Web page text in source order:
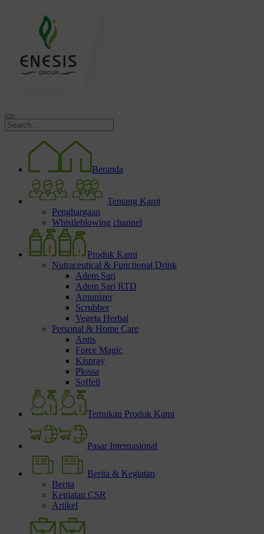
Beranda
Tentang Kami
Penghargaan
Whistleblowing channel
Produk Kami
Nutraceutical & Functional Drink
Adem Sari
Adem Sari RTD
Amunizer
Scrubber
Vegeta Herbal
Personal & Home Care
Antis
Force Magic
Kispray
Plossa
Soffell
Temukan Produk Kami
Pasar Internasional
Berita & Kegiatan
Berita
Kegiatan CSR
Artikel